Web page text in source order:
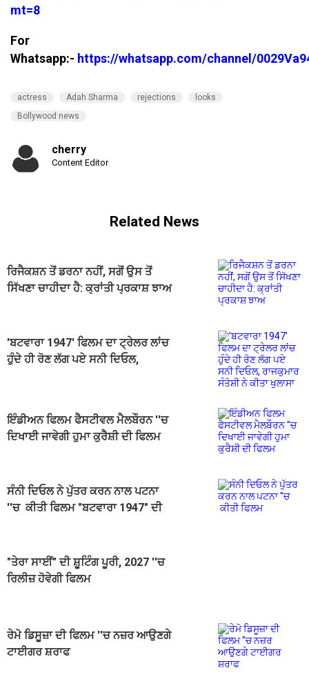
mt=8
For
Whatsapp:- https://whatsapp.com/channel/
actress Adah Sharma rejections
looks
Bollywood news
cherry
Content Editor
Related News
ਰਿਜੈਕਸ਼ਨ ਤੋਂ ਡਰਨਾ ਨਹੀਂ, ਸਗੋਂ ਉਸ ਤੋਂ
ਸਿੱਖਣਾ ਚਾਹੀਦਾ ਹੈ: ਕ੍ਰਾਂਤੀ ਪ੍ਰਕਾਸ਼ ਝਾਅ
'ਬਟਵਾਰਾ 1947' ਫਿਲਮ ਦਾ ਟ੍ਰੇਲਰ ਲਾਂਚ
ਹੁੰਦੇ ਹੀ ਰੋਣ ਲੱਗ ਪਏ ਸਨੀ ਦਿਓਲ,
ਇੰਡੀਅਨ ਫਿਲਮ ਫੈਸਟੀਵਲ ਮੈਲਬੌਰਨ ''ਚ
ਦਿਖਾਈ ਜਾਵੇਗੀ ਹੁਮਾ ਕੁਰੈਸ਼ੀ ਦੀ ਫਿਲਮ
ਸੰਨੀ ਦਿਓਲ ਨੇ ਪੁੱਤਰ ਕਰਨ ਨਾਲ ਪਟਨਾ
''ਚ ਕੀਤੀ ਫਿਲਮ "ਬਟਵਾਰਾ 1947" ਦੀ
"ਤੇਰਾ ਸਾਈਂ" ਦੀ ਸ਼ੂਟਿੰਗ ਪੂਰੀ, 2027 ''ਚ
ਰਿਲੀਜ਼ ਹੋਵੇਗੀ ਫਿਲਮ
ਰੇਮੋ ਡਿਸੂਜ਼ਾ ਦੀ ਫਿਲਮ ''ਚ ਨਜ਼ਰ ਆਉਣਗੇ
ਟਾਈਗਰ ਸ਼ਰਾਫ